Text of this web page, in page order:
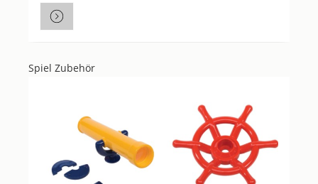
Produktgalerie überspringen
Spiel Zubehör